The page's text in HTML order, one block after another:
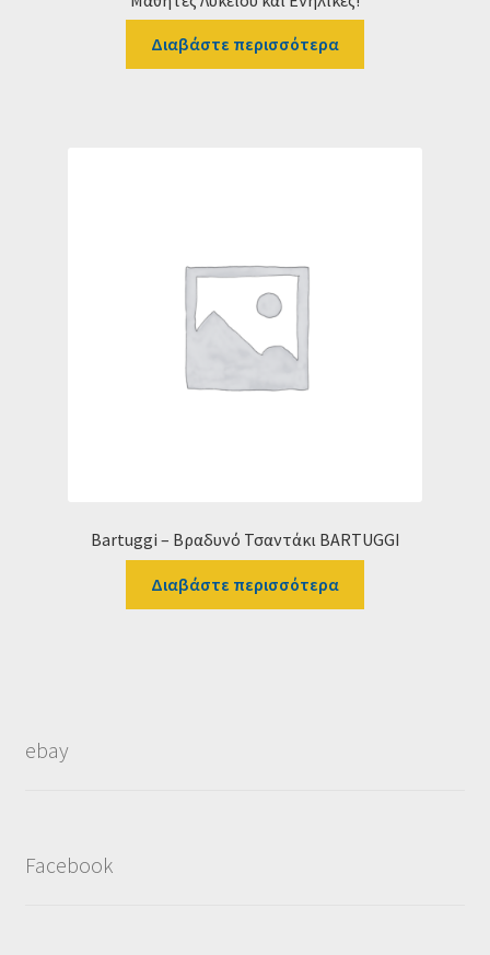
Διαβάστε περισσότερα
Bartuggi – Βραδυνό Τσαντάκι BARTUGGI
Διαβάστε περισσότερα
ebay
Facebook